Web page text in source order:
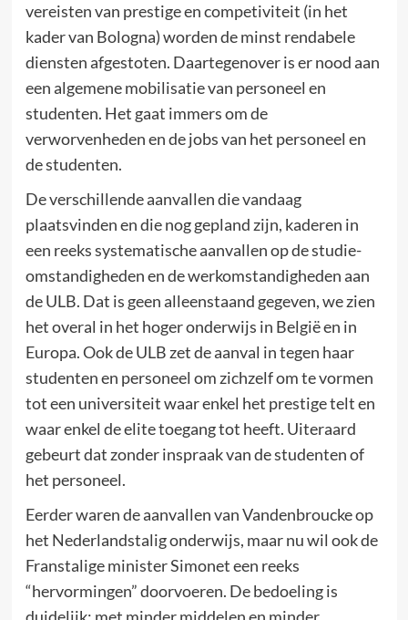
vereisten van prestige en competiviteit (in het
kader van Bologna) worden de minst rendabele
diensten afgestoten. Daartegenover is er nood aan
een algemene mobilisatie van personeel en
studenten. Het gaat immers om de
verworvenheden en de jobs van het personeel en
de studenten.
De verschillende aanvallen die vandaag
plaatsvinden en die nog gepland zijn, kaderen in
een reeks systematische aanvallen op de studie-
omstandigheden en de werkomstandigheden aan
de ULB. Dat is geen alleenstaand gegeven, we zien
het overal in het hoger onderwijs in België en in
Europa. Ook de ULB zet de aanval in tegen haar
studenten en personeel om zichzelf om te vormen
tot een universiteit waar enkel het prestige telt en
waar enkel de elite toegang tot heeft. Uiteraard
gebeurt dat zonder inspraak van de studenten of
het personeel.
Eerder waren de aanvallen van Vandenbroucke op
het Nederlandstalig onderwijs, maar nu wil ook de
Franstalige minister Simonet een reeks
“hervormingen” doorvoeren. De bedoeling is